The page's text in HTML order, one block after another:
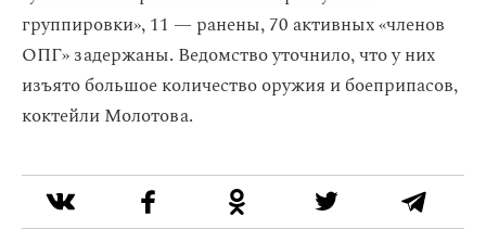
группировки», 11 — ранены, 70 активных «членов
ОПГ» задержаны. Ведомство уточнило, что у них
изъято большое количество оружия и боеприпасов,
коктейли Молотова.